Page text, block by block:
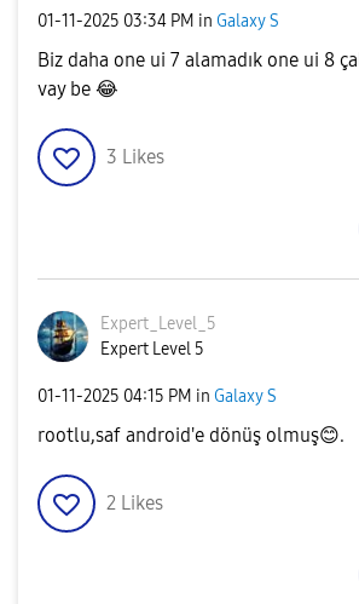
‎01-11-2025 03:34 PM in Galaxy S
Biz daha one ui 7 alamadık one ui 8
vay be 😂
3 Likes
Expert_Level_5
Expert Level 5
‎01-11-2025 04:15 PM in Galaxy S
rootlu,saf android'e dönüş olmuş😊.
2 Likes